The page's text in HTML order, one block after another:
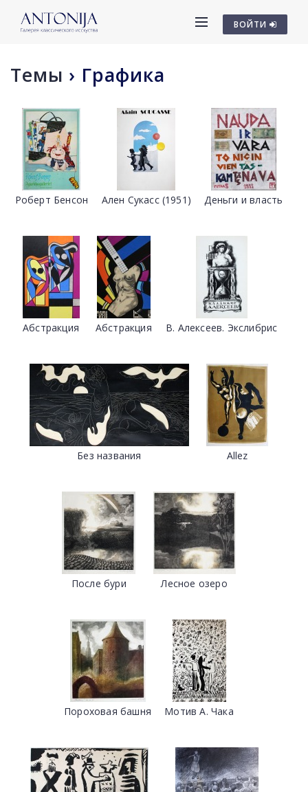
ВОЙТИ
Темы › Графика
Роберт Бенсон Ален Сукасс (1951) Деньги и власть
Абстракция Абстракция В. Алексеев. Экслибрис
Без названия Allez
После бури Лесное озеро
Пороховая башня Мотив А. Чака